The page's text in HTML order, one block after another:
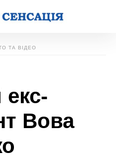
ТА ВІДЕО
екс-
Вова